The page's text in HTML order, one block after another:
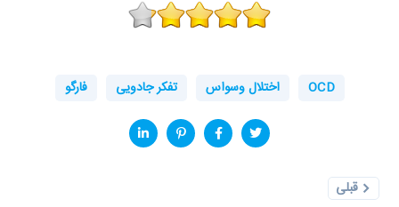
OCD اختلال وسواس تفکر جادویی فارگو
قبلی